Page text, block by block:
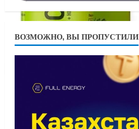
ВОЗМОЖНО, ВЫ ПРОПУСТИЛИ